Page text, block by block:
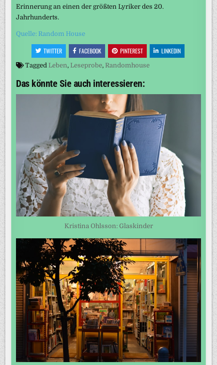
Erinnerung an einen der größten Lyriker des 20.
Jahrhunderts.
Quelle: Random House
TWITTER FACEBOOK PINTEREST LINKEDIN
Tagged Leben, Leseprobe, Randomhouse
Das könnte Sie auch interessieren:
Kristina Ohlsson: Glaskinder